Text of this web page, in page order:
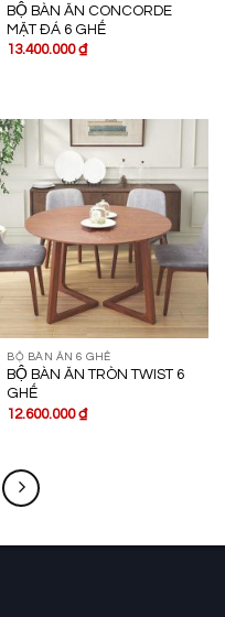
BỘ BÀN ĂN CONCORDE
MẶT ĐÁ 6 GHẾ
13.400.000₫
BỘ BÀN ĂN 6 GHẾ
BỘ BÀN ĂN TRÒN TWIST 6
GHẾ
12.600.000₫